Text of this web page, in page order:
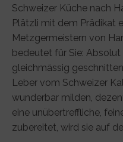
Schweizer Küche nach
Plätzli mit dem Prädikat
Metzgermeistern von
bedeutet für Sie:
gleichmässig
Leber vom Schweizer
wunderbar milden,
eine unübertreffliche,
zubereitet, wird sie auf